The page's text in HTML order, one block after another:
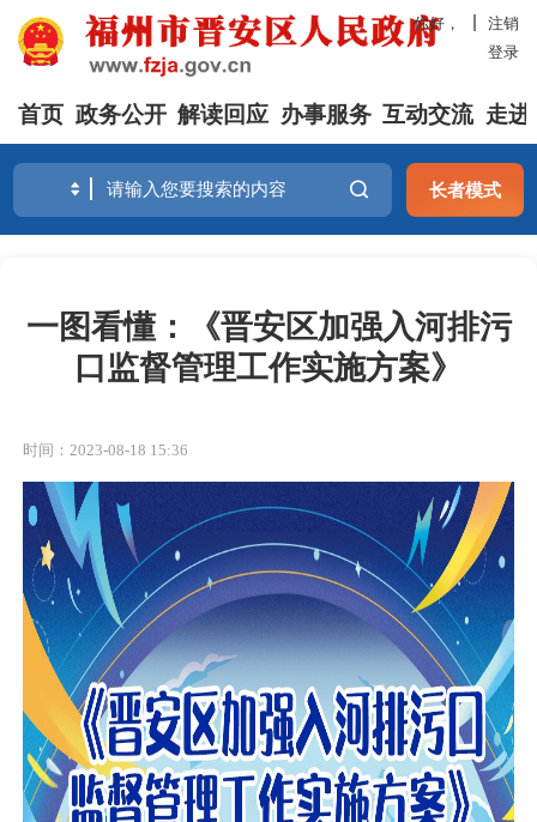
你好，
注销
登录
首页 政务公开 解读回应 办事服务 互动交流 走进
长者模式
一图看懂：《晋安区加强入河排污
口监督管理工作实施方案》
时间：2023-08-18 15:36